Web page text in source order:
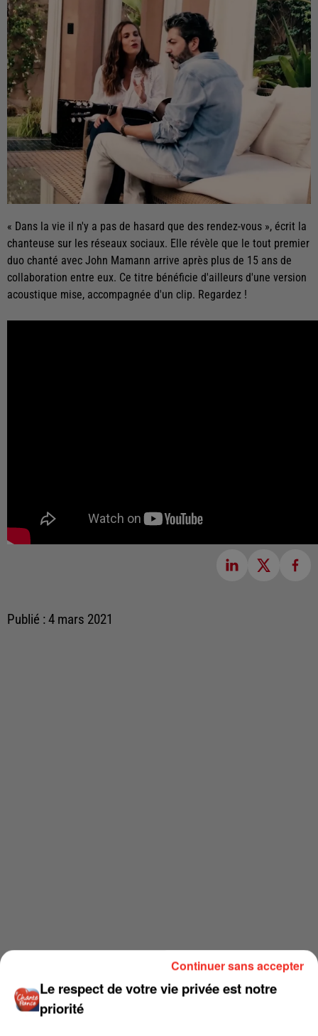
« Dans la vie il n'y a pas de hasard que des rendez-vous », écrit la
chanteuse sur les réseaux sociaux. Elle révèle que le tout premier
duo chanté avec John Mamann arrive après plus de 15 ans de
collaboration entre eux. Ce titre bénéficie d'ailleurs d'une version
acoustique mise, accompagnée d'un clip. Regardez !
Publié : 4 mars 2021
Le respect de votre vie privée est notre
priorité
Continuer sans accepter